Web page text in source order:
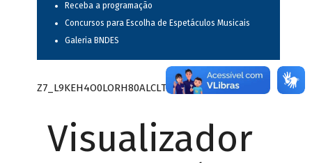
Receba a programação
Concursos para Escolha de Espetáculos Musicais
Galeria BNDES
Z7_L9KEH4O0LORH80ALCLTPF802L1
Visualizador